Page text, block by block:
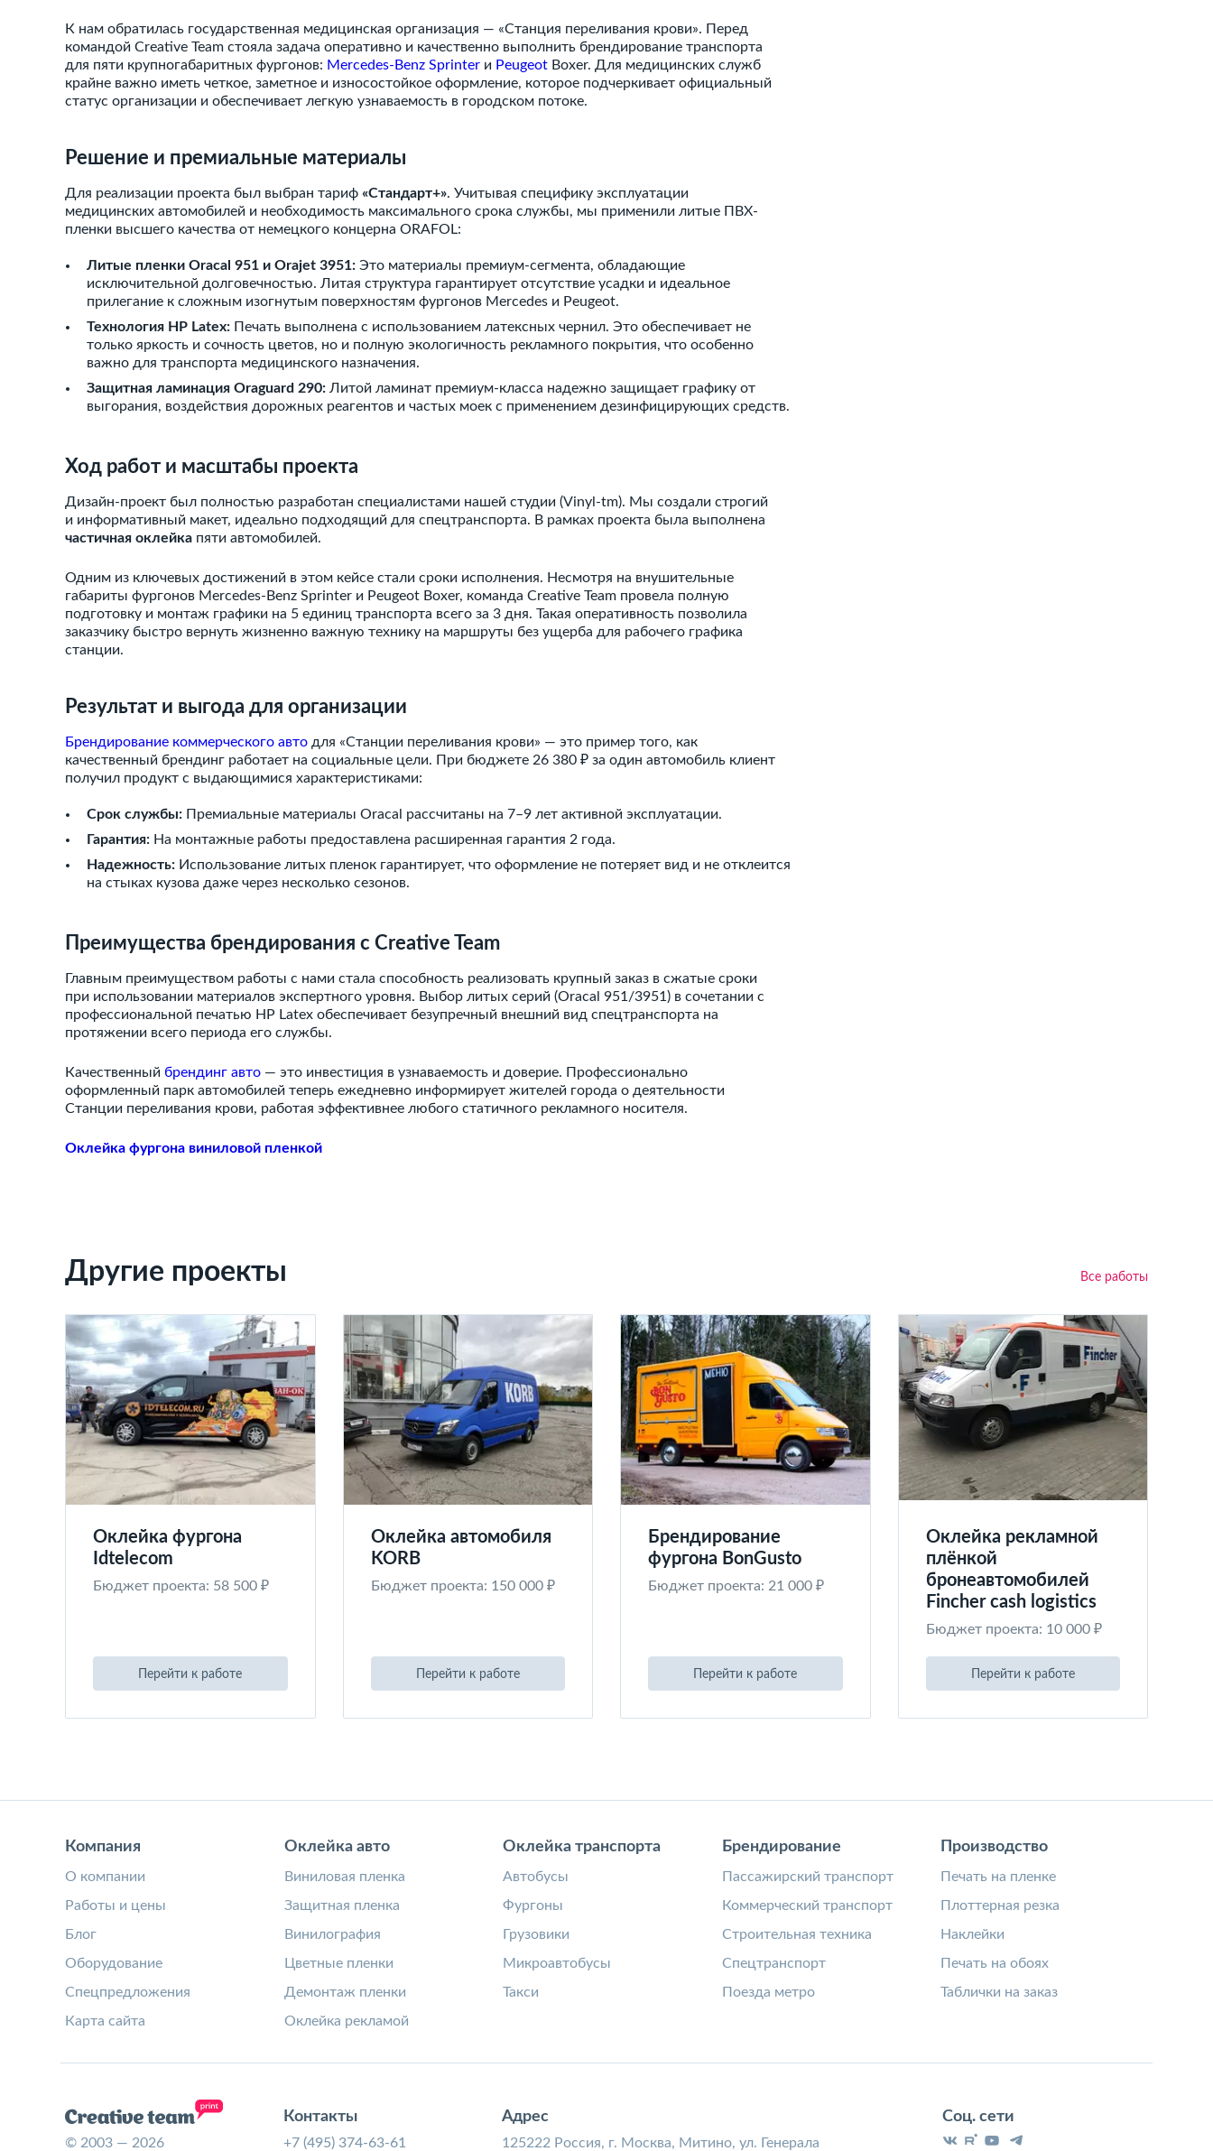
К нам обратилась государственная медицинская организация — «Станция переливания крови». Перед
командой Creative Team стояла задача оперативно и качественно выполнить брендирование транспорта
для пяти крупногабаритных фургонов: Mercedes-Benz Sprinter и Peugeot Boxer. Для медицинских служб
крайне важно иметь четкое, заметное и износостойкое оформление, которое подчеркивает официальный
статус организации и обеспечивает легкую узнаваемость в городском потоке.
Решение и премиальные материалы
Для реализации проекта был выбран тариф «Стандарт+». Учитывая специфику эксплуатации
медицинских автомобилей и необходимость максимального срока службы, мы применили литые ПВХ-
пленки высшего качества от немецкого концерна ORAFOL:
Литые пленки Oracal 951 и Orajet 3951: Это материалы премиум-сегмента, обладающие
исключительной долговечностью. Литая структура гарантирует отсутствие усадки и идеальное
прилегание к сложным изогнутым поверхностям фургонов Mercedes и Peugeot.
Технология HP Latex: Печать выполнена с использованием латексных чернил. Это обеспечивает не
только яркость и сочность цветов, но и полную экологичность рекламного покрытия, что особенно
важно для транспорта медицинского назначения.
Защитная ламинация Oraguard 290: Литой ламинат премиум-класса надежно защищает графику от
выгорания, воздействия дорожных реагентов и частых моек с применением дезинфицирующих средств.
Ход работ и масштабы проекта
Дизайн-проект был полностью разработан специалистами нашей студии (Vinyl-tm). Мы создали строгий
и информативный макет, идеально подходящий для спецтранспорта. В рамках проекта была выполнена
частичная оклейка пяти автомобилей.
Одним из ключевых достижений в этом кейсе стали сроки исполнения. Несмотря на внушительные
габариты фургонов Mercedes-Benz Sprinter и Peugeot Boxer, команда Creative Team провела полную
подготовку и монтаж графики на 5 единиц транспорта всего за 3 дня. Такая оперативность позволила
заказчику быстро вернуть жизненно важную технику на маршруты без ущерба для рабочего графика
станции.
Результат и выгода для организации
Брендирование коммерческого авто для «Станции переливания крови» — это пример того, как
качественный брендинг работает на социальные цели. При бюджете 26 380 ₽ за один автомобиль клиент
получил продукт с выдающимися характеристиками:
Срок службы: Премиальные материалы Oracal рассчитаны на 7–9 лет активной эксплуатации.
Гарантия: На монтажные работы предоставлена расширенная гарантия 2 года.
Надежность: Использование литых пленок гарантирует, что оформление не потеряет вид и не отклеится
на стыках кузова даже через несколько сезонов.
Преимущества брендирования с Creative Team
Главным преимуществом работы с нами стала способность реализовать крупный заказ в сжатые сроки
при использовании материалов экспертного уровня. Выбор литых серий (Oracal 951/3951) в сочетании с
профессиональной печатью HP Latex обеспечивает безупречный внешний вид спецтранспорта на
протяжении всего периода его службы.
Качественный брендинг авто — это инвестиция в узнаваемость и доверие. Профессионально
оформленный парк автомобилей теперь ежедневно информирует жителей города о деятельности
Станции переливания крови, работая эффективнее любого статичного рекламного носителя.
Оклейка фургона виниловой пленкой
Другие проекты Все работы
Оклейка фургона
Idtelecom
Бюджет проекта: 58 500 ₽
Перейти к работе
Оклейка автомобиля
KORB
Бюджет проекта: 150 000 ₽
Перейти к работе
Брендирование
фургона BonGusto
Бюджет проекта: 21 000 ₽
Перейти к работе
Оклейка рекламной
плёнкой
бронеавтомобилей
Fincher cash logistics
Бюджет проекта: 10 000 ₽
Перейти к работе
Компания
О компании
Работы и цены
Блог
Оборудование
Спецпредложения
Карта сайта
Оклейка авто
Виниловая пленка
Защитная пленка
Винилография
Цветные пленки
Демонтаж пленки
Оклейка рекламой
Оклейка транспорта
Автобусы
Фургоны
Грузовики
Микроавтобусы
Такси
Брендирование
Пассажирский транспорт
Коммерческий транспорт
Строительная техника
Спецтранспорт
Поезда метро
Производство
Печать на пленке
Плоттерная резка
Наклейки
Печать на обоях
Таблички на заказ
© 2003 — 2026
Контакты
+7 (495) 374-63-61
Адрес
125222 Россия, г. Москва, Митино, ул. Генерала
Соц. сети